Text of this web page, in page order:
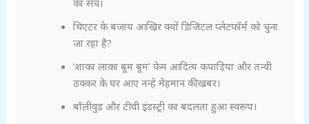
का सच।
थिएटर के बजाय आखिर क्यों डिजिटल प्लेटफॉर्म को चुना
जा रहा है?
‘शाका लाका बूम बूम’ फेम आदित्य कपाड़िया और तन्वी
ठक्कर के घर आए नन्हे मेहमान की खबर।
बॉलीवुड और टीवी इंडस्ट्री का बदलता हुआ स्वरूप।